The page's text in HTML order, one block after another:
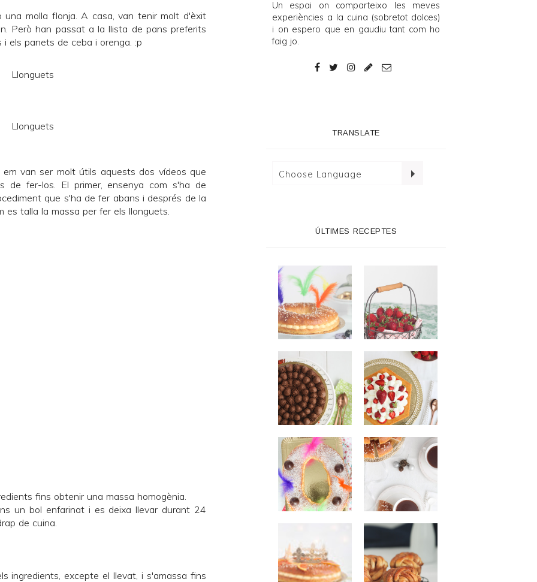
molla flonja. A casa, van tenir molt d'èxit
Però han passat a la llista de pans preferits
i els panets de ceba i orenga. :p
van ser molt útils aquests dos vídeos que
de fer-los. El primer, ensenya com s'ha de
que s'ha de fer abans i després de la
es talla la massa per fer els llonguets.
fins obtenir una massa homogènia.
un bol enfarinat i es deixa llevar durant 24
de cuina.
ingredients, excepte el llevat, i s'amassa fins
Un espai on comparteixo les meves
experiències a la cuina (sobretot dolces)
i on espero que en gaudiu tant com ho
faig jo.
TRANSLATE
ÚLTIMES RECEPTES